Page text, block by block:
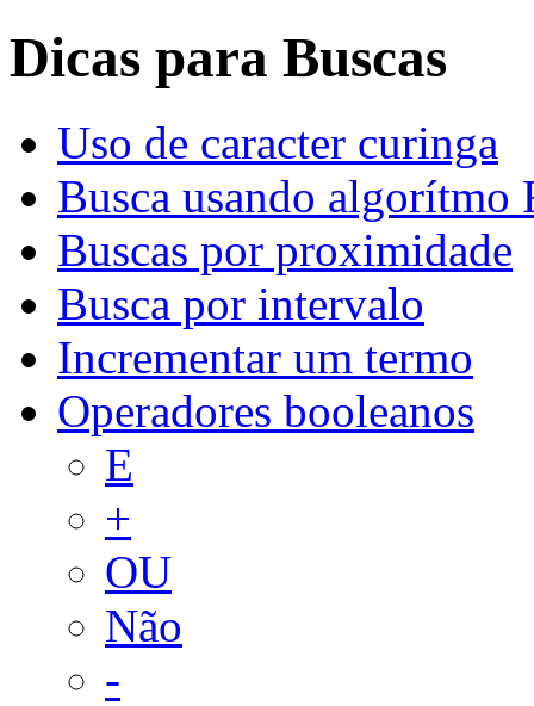
Dicas para Buscas
Uso de caracter curinga
Busca usando algorítmo
Buscas por proximidade
Busca por intervalo
Incrementar um termo
Operadores booleanos
E
+
OU
Não
-